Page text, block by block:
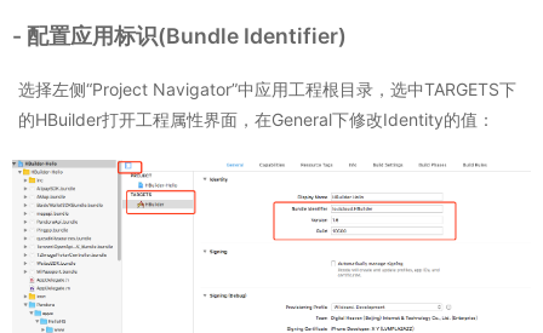
- 配置应用标识(Bundle Identifier)
选择左侧“Project Navigator”中应用工程根目录，选中TARGETS下
的HBuilder打开工程属性界面，在General下修改Identity的值：